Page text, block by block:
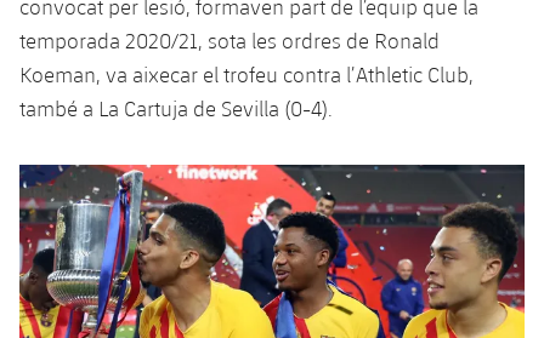
Resultats
Classificació
Fotos
Història
Palmarès
Resultats
Barça C
Junior
Juvenil
Infantil
Aleví
PLUSICON
MÉS
Informació general
plusicon
més
Notícies
Atletisme
plusicon
més
Actualitat
Masculí
Bàsquet en cadira de rodes
plusicon
més
Actualitat
Hockey gel
plusicon
més
convocat per lesió, formaven part de l’equip que la
temporada 2020/21, sota les ordres de Ronald
Koeman, va aixecar el trofeu contra l’Athletic Club,
també a La Cartuja de Sevilla (0-4).